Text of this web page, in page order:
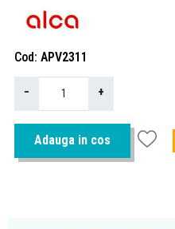
Cod APV2311
− +
Adauga in cos